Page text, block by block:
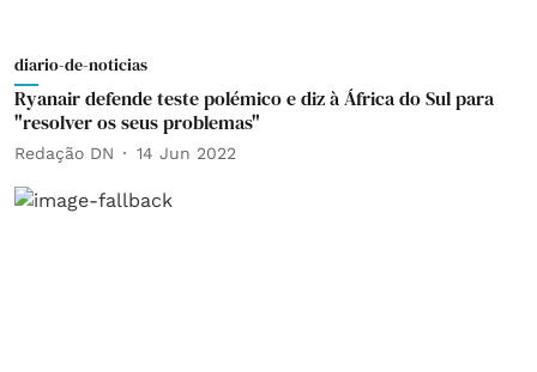
diario-de-noticias
Ryanair defende teste polémico e diz à África do Sul para
"resolver os seus problemas"
Redação DN 14 Jun 2022